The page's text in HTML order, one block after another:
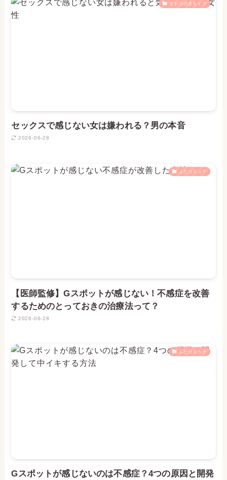
オトコのきもイク
セックスで感じない女は嫌われる？男の本音
2026-06-28
ふたりエッチ
【医師監修】Gスポットが感じない！不感症を改善
するためのとっておきの治療法って？
2026-06-28
ふたりエッチ
Gスポットが感じないのは不感症？4つの原因と開発